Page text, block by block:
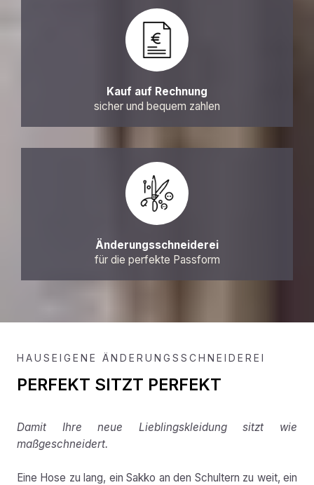
Kauf auf Rechnung
sicher und bequem zahlen
Änderungsschneiderei
für die perfekte Passform
HAUSEIGENE ÄNDERUNGSSCHNEIDEREI
PERFEKT SITZT PERFEKT
Damit Ihre neue Lieblingskleidung sitzt wie
maßgeschneidert.
Eine Hose zu lang, ein Sakko an den Schultern zu weit, ein